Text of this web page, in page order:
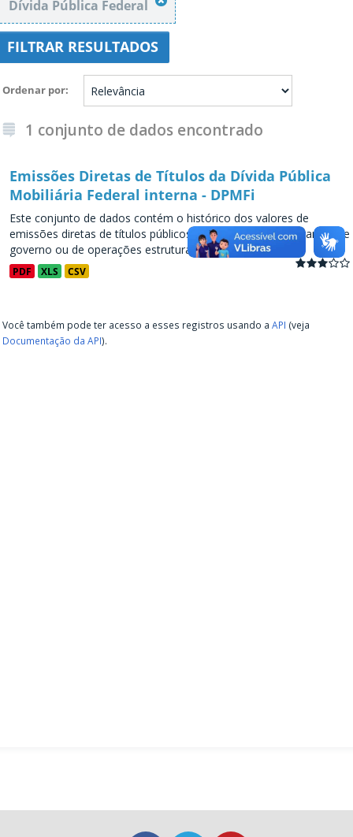
Dívida Pública Federal
FILTRAR RESULTADOS
Ordenar por
1 conjunto de dados encontrado
Emissões Diretas de Títulos da Dívida Pública
Mobiliária Federal interna - DPMFi
Este conjunto de dados contém o histórico dos valores de
emissões diretas de títulos públicos, decorrentes de programas de
governo ou de operações estruturadas, a partir de...
PDF XLS CSV
Você também pode ter acesso a esses registros usando a API (veja
Documentação da API).